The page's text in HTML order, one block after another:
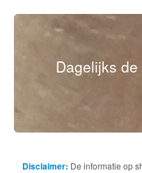
Dagelijks
Disclaimer: De informatie op